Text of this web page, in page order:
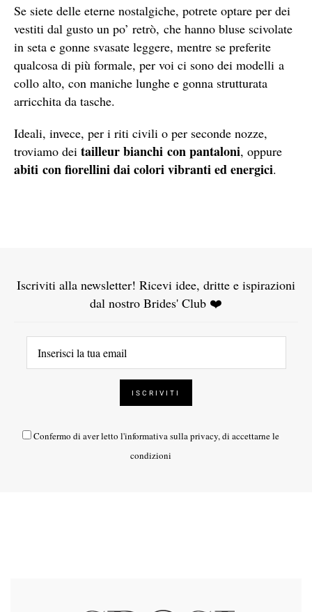
Se siete delle eterne nostalgiche, potrete optare per dei
vestiti dal gusto un po’ retrò, che hanno bluse scivolate
in seta e gonne svasate leggere, mentre se preferite
qualcosa di più formale, per voi ci sono dei modelli a
collo alto, con maniche lunghe e gonna strutturata
arricchita da tasche.
Ideali, invece, per i riti civili o per seconde nozze,
troviamo dei tailleur bianchi con pantaloni, oppure
abiti con fiorellini dai colori vibranti ed energici.
Iscriviti alla newsletter! Ricevi idee, dritte e ispirazioni
dal nostro Brides' Club ❤️
Confermo di aver letto l'informativa sulla privacy, di accettarne le
condizioni